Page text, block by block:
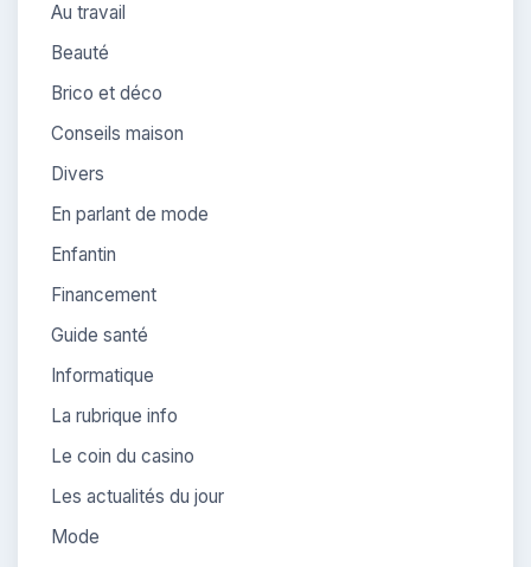
Au travail
Beauté
Brico et déco
Conseils maison
Divers
En parlant de mode
Enfantin
Financement
Guide santé
Informatique
La rubrique info
Le coin du casino
Les actualités du jour
Mode